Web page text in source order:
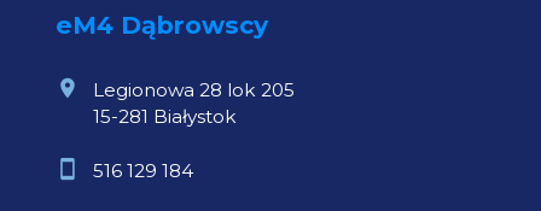
eM4 Dąbrowscy
Legionowa 28 lok 205
15-281 Białystok
516 129 184